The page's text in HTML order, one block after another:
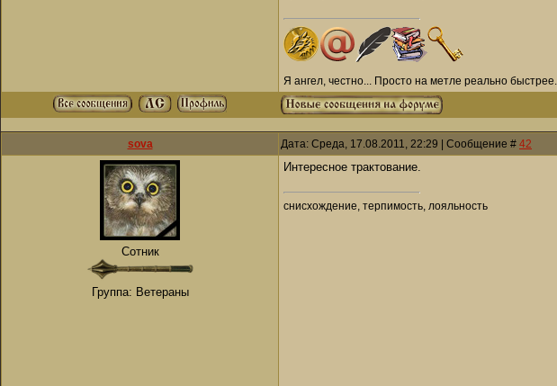
Я ангел, честно... Просто на метле реально быстрее...
sova Дата: Среда, 17.08.2011, 22:29 | Сообщение # 42
Сотник
Группа: Ветераны
Интересное трактование.
снисхождение, терпимость, лояльность